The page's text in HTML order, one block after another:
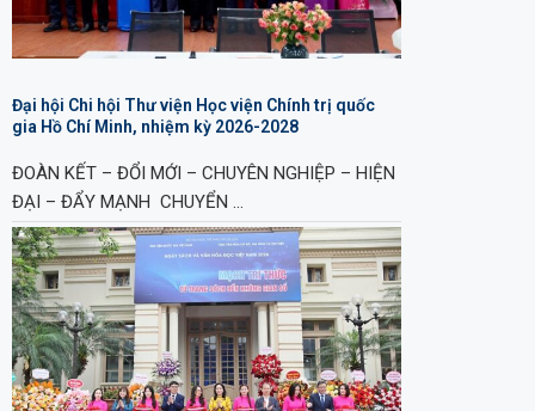
Đại hội Chi hội Thư viện Học viện Chính trị quốc
gia Hồ Chí Minh, nhiệm kỳ 2026-2028
ĐOÀN KẾT – ĐỔI MỚI – CHUYÊN NGHIỆP – HIỆN
ĐẠI – ĐẨY MẠNH CHUYỂN …